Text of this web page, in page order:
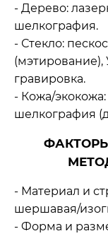
- Дерево:
шелкография.
- Стекло:
(мэтирование),
гравировка.
- Кожа/
шелкография
- Материал и
шершавая/
- Форма и